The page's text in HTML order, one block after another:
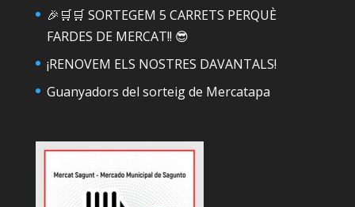
🎉🛒🛒 SORTEGEM 5 CARRETS PERQUÈ
FARDES DE MERCAT!! 😎
¡RENOVEM ELS NOSTRES DAVANTALS!
Guanyadors del sorteig de Mercatapa